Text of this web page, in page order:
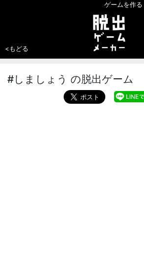
ゲームを作る
<もどる
#しましょう の脱出ゲーム